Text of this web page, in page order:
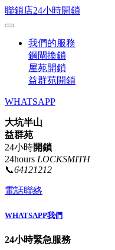
聯鎖店24小時開鎖
我們的服務
鋼閘換鎖
屋苑開鎖
益群苑開鎖
WHATSAPP
大坑半山
益群苑
24小時開鎖
24hours LOCKSMITH
📞64121212
電話聯絡
WHATSAPP我們
24小時緊急服務